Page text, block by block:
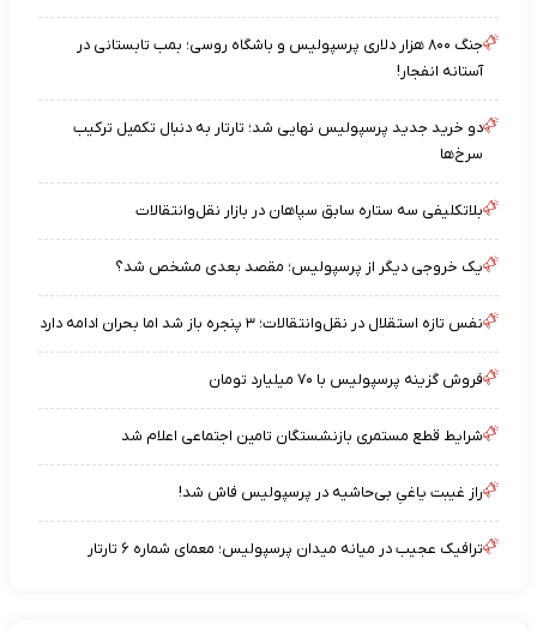
جنگ ۸۰۰ هزار دلاری پرسپولیس و باشگاه روسی؛ بمب تابستانی در
آستانه انفجار!
دو خرید جدید پرسپولیس نهایی شد؛ تارتار به دنبال تکمیل ترکیب
سرخ‌ها
بلاتکلیفی سه ستاره سابق سپاهان در بازار نقل‌وانتقالات
یک خروجی دیگر از پرسپولیس؛ مقصد بعدی مشخص شد؟
نفس تازه استقلال در نقل‌وانتقالات؛ ۳ پنجره باز شد اما بحران ادامه دارد
فروش گزینه پرسپولیس با ۷۰ میلیارد تومان
شرایط قطع مستمری بازنشستگان تامین اجتماعی اعلام شد
راز غیبت یاغیِ بی‌حاشیه در پرسپولیس فاش شد!
ترافیک عجیب در میانه میدان پرسپولیس؛ معمای شماره ۶ تارتار